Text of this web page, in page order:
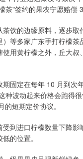
茶"签约的果农宁愿赔偿
茶饮的边缘原料，逐步
等多家广东手打柠檬
用黄柠檬之外，丘大
固定在每年 10 月到次
种波动起来价格会跑得
短期定价协议。
到进口柠檬数量下降
的位置。